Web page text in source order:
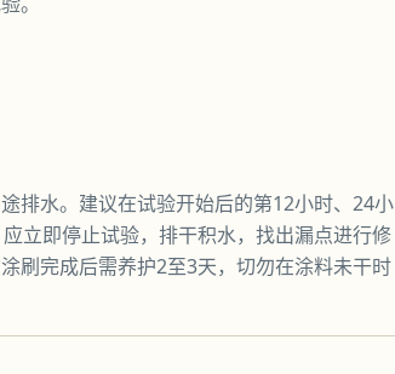
排水。建议在试验开始后的第12小时、24小
立即停止试验，排干积水，找出漏点进行修
刷完成后需养护2至3天，切勿在涂料未干时